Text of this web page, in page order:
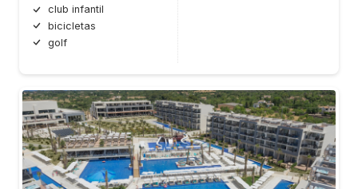
club infantil
bicicletas
golf